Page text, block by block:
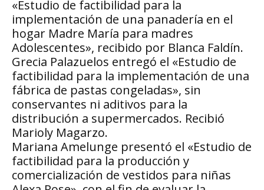
«Estudio de factibilidad para la
implementación de una panadería en el
hogar Madre María para madres
Adolescentes», recibido por Blanca Faldín.
Grecia Palazuelos entregó el «Estudio de
factibilidad para la implementación de una
fábrica de pastas congeladas», sin
conservantes ni aditivos para la
distribución a supermercados. Recibió
Marioly Magarzo.
Mariana Amelunge presentó el «Estudio de
factibilidad para la producción y
comercialización de vestidos para niñas